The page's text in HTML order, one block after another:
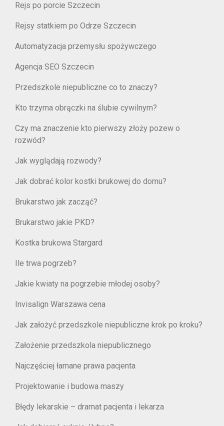
Rejs po porcie Szczecin
Rejsy statkiem po Odrze Szczecin
Automatyzacja przemysłu spożywczego
Agencja SEO Szczecin
Przedszkole niepubliczne co to znaczy?
Kto trzyma obrączki na ślubie cywilnym?
Czy ma znaczenie kto pierwszy złoży pozew o
rozwód?
Jak wyglądają rozwody?
Jak dobrać kolor kostki brukowej do domu?
Brukarstwo jak zacząć?
Brukarstwo jakie PKD?
Kostka brukowa Stargard
Ile trwa pogrzeb?
Jakie kwiaty na pogrzebie młodej osoby?
Invisalign Warszawa cena
Jak założyć przedszkole niepubliczne krok po kroku?
Założenie przedszkola niepublicznego
Najczęściej łamane prawa pacjenta
Projektowanie i budowa maszy
Błędy lekarskie – dramat pacjenta i lekarza